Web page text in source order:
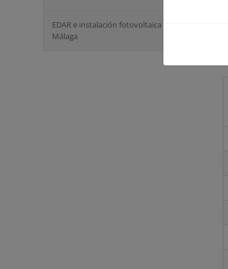
EDAR e instalación fotovoltaica de Vélez-
Málaga